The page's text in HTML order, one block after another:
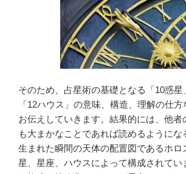
そのため、占星術の基礎となる「10惑星
「12ハウス」の意味、構造、理解の仕
お伝えしていきます。結果的には、他者
も大まかなことであれば読めるようにな
生まれた瞬間の天体の配置図であるホロ
星、星座、ハウスによって構成されてい